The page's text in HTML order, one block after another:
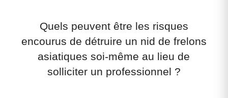
Quels peuvent être les risques
encourus de détruire un nid de frelons
asiatiques soi-même au lieu de
solliciter un professionnel ?